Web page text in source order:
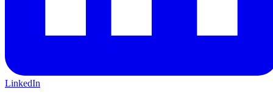
LinkedIn